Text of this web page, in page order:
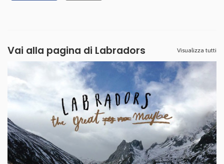
Vai alla pagina di Labradors Visualizza tutti